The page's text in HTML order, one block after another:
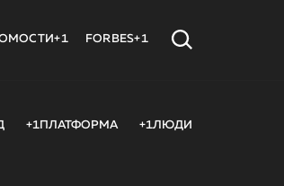
FORBES+1
+1ПЛАТФОРМА +1ЛЮДИ